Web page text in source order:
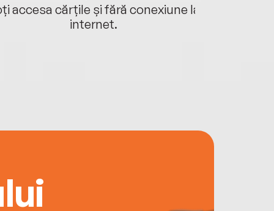
accesa cărțile și fără conexiune la
internet.